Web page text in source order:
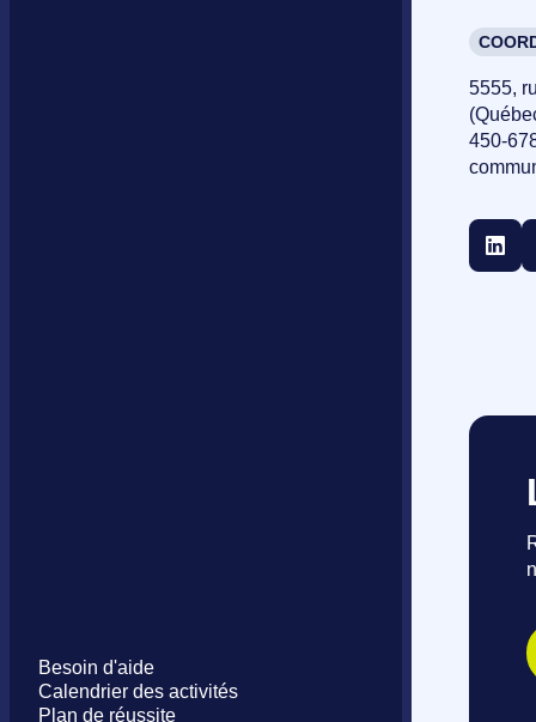
Besoin d'aide
Calendrier des activités
Plan de réussite
5555,
450-